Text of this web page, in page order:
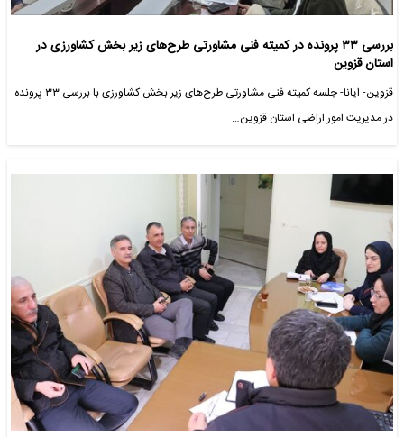
بررسی ۳۳ پرونده در کمیته فنی مشاورتی طرح‌های زیر بخش کشاورزی در‌
استان قزوین
قزوین- ایانا- جلسه کمیته فنی مشاورتی طرح‌های زیر بخش کشاورزی با بررسی ۳۳ پرونده
در مدیریت امور اراضی استان قزوین…